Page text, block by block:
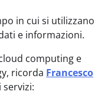
in cui si utilizzano
e informazioni.
computing e
ricorda Francesco